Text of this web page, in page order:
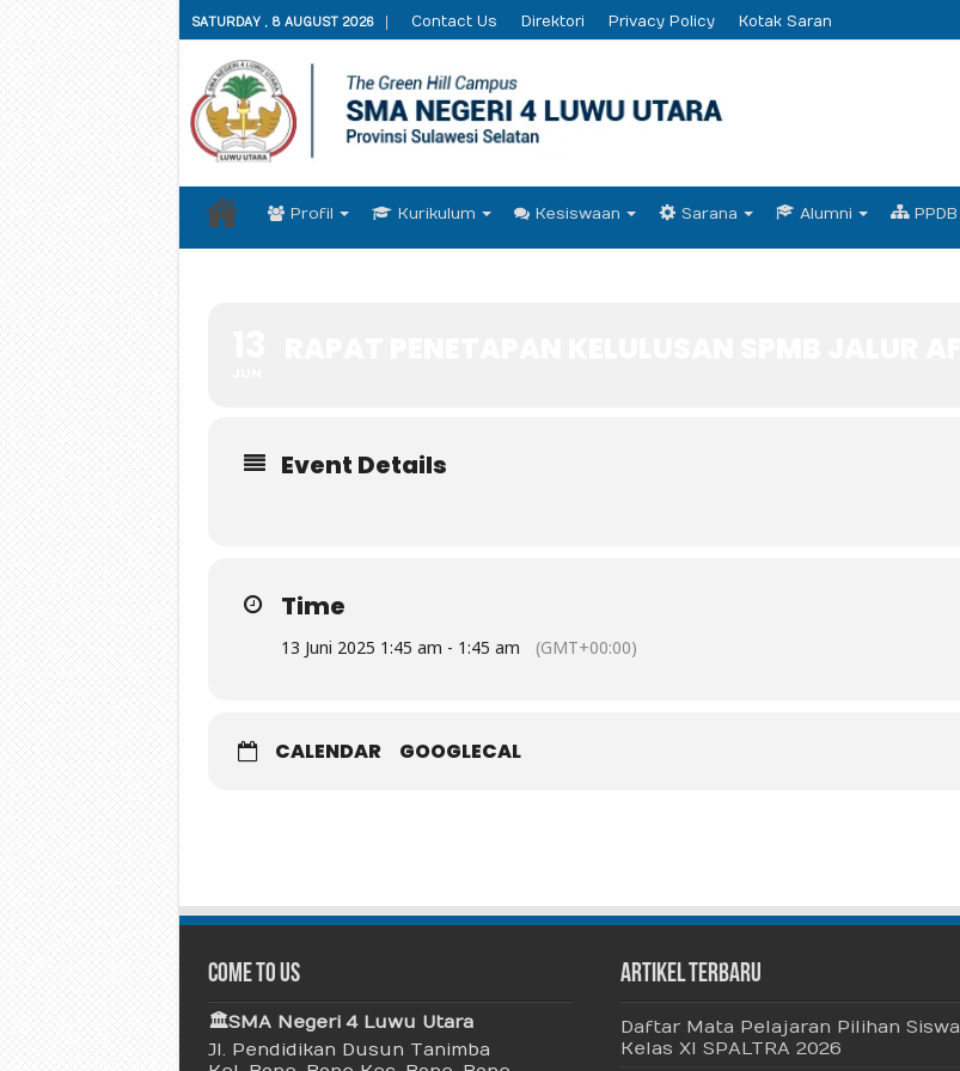
SATURDAY , 8 AUGUST 2026 Contact Us Direktori Privacy Policy Kotak Saran
Profil Kurikulum Kesiswaan Sarana Alumni PPDB
Event Details
Time
13 Juni 2025 1:45 am - 1:45 am (GMT+00:00)
CALENDAR GOOGLECAL
Come To Us
🏛 SMA Negeri 4 Luwu Utara
Jl. Pendidikan Dusun Tanimba
Artikel Terbaru
Daftar Mata Pelajaran Pilihan Siswa
Kelas XI SPALTRA 2026